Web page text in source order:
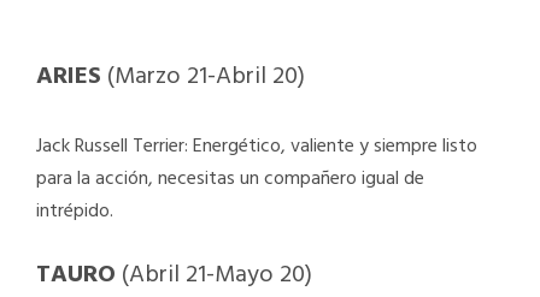
ARIES (Marzo 21-Abril 20)
Jack Russell Terrier: Energético, valiente y siempre listo
para la acción, necesitas un compañero igual de
intrépido.
TAURO (Abril 21-Mayo 20)